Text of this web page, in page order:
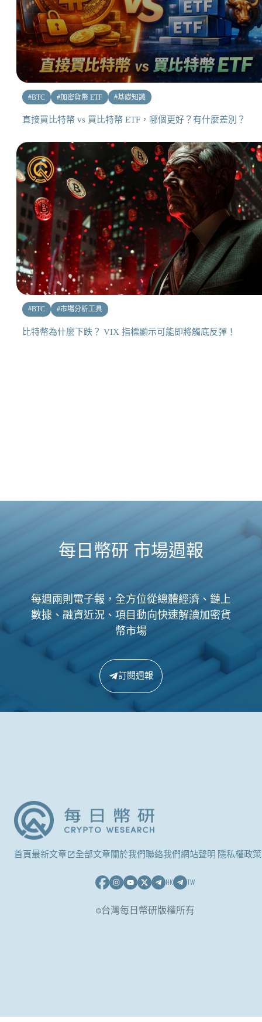
#BTC #加密貨幣 ETF #基礎知識
直接買比特幣 vs 買比特幣 ETF，哪個更好？有什麼差別？
#BTC #市場分析工具
比特幣為什麼下跌？ VIX 指標顯示可能即將觸底反彈！
每日幣研 市場週報
每週兩則電子報，全方位從總體經濟、鏈上
數據、融資近況、項目動向快速解讀加密貨
幣市場
訂閱週報
首頁最新文章 全部文章關於我們聯絡我們網站聲明 隱私權政策
HK TW
©台灣每日幣研版權所有